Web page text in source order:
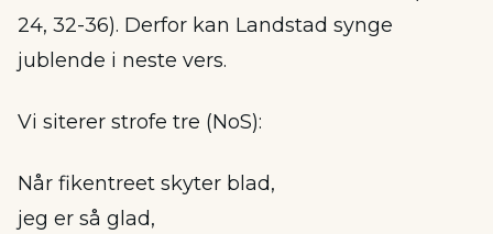
24, 32-36). Derfor kan Landstad synge
jublende i neste vers.
Vi siterer strofe tre (NoS):
Når fikentreet skyter blad,
jeg er så glad,